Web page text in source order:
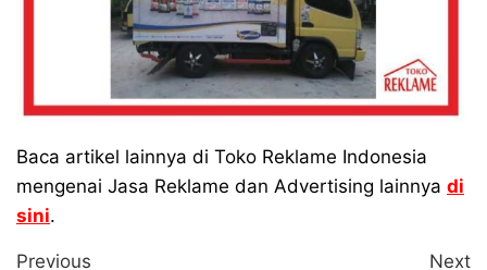
Baca artikel lainnya di Toko Reklame Indonesia
mengenai Jasa Reklame dan Advertising lainnya di
sini.
Previous
Previous Next